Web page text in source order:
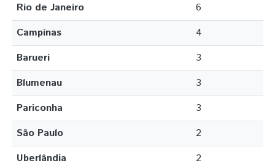
Rio de Janeiro
6
Campinas
4
Barueri
3
Blumenau
3
Pariconha
3
São Paulo
2
Uberlândia
2